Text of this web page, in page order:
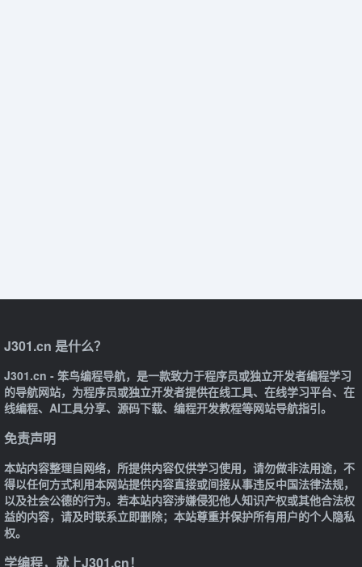
J301.cn 是什么？
J301.cn - 笨鸟编程导航，是一款致力于程序员或独立开发者编程学习
的导航网站，为程序员或独立开发者提供在线工具、在线学习平台、在
线编程、AI工具分享、源码下载、编程开发教程等网站导航指引。
免责声明
本站内容整理自网络，所提供内容仅供学习使用，请勿做非法用途，不
得以任何方式利用本网站提供内容直接或间接从事违反中国法律法规，
以及社会公德的行为。若本站内容涉嫌侵犯他人知识产权或其他合法权
益的内容，请及时联系立即删除；本站尊重并保护所有用户的个人隐私
权。
学编程，就上J301.cn！